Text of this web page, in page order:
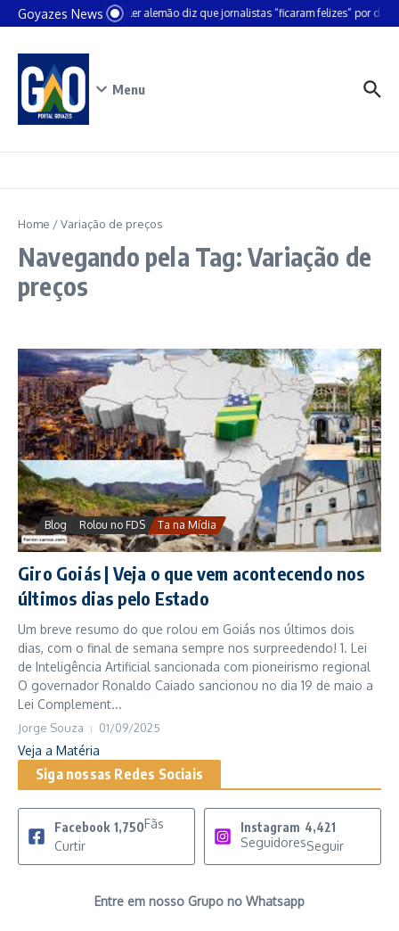
Ir para o conteúdo
Goyazes NewsChanceler alemão diz que jornalistas “ficaram felizes” por
Menu
Home /Variação de preços
Navegando pela Tag: Variação de
preços
Blog Rolou no FDS Ta na Mídia
Giro Goiás | Veja o que vem acontecendo nos
últimos dias pelo Estado
Um breve resumo do que rolou em Goiás nos últimos dois
dias, com o final de semana sempre nos surpreedendo! 1. Lei
de Inteligência Artificial sancionada com pioneirismo regional
O governador Ronaldo Caiado sancionou no dia 19 de maio a
Lei Complement...
Jorge Souza 01/09/2025
Veja a Matéria
Siga nossas Redes Sociais
Facebook 1,750Fãs
Curtir
Instagram 4,421
SeguidoresSeguir
Entre em nosso Grupo no Whatsapp